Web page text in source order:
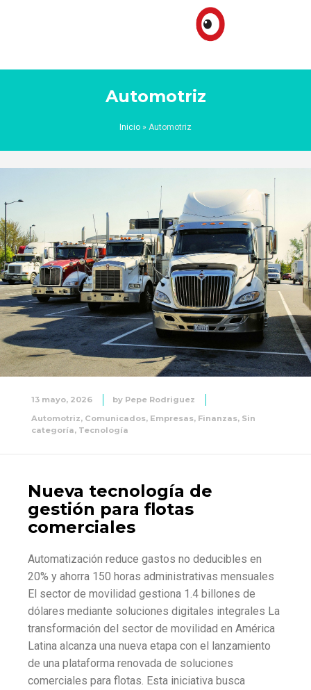
Automotriz
Inicio » Automotriz
13 mayo, 2026 by Pepe Rodriguez
Automotriz, Comunicados, Empresas, Finanzas, Sin
categoría, Tecnología
Nueva tecnología de
gestión para flotas
comerciales
Automatización reduce gastos no deducibles en
20% y ahorra 150 horas administrativas mensuales
El sector de movilidad gestiona 1.4 billones de
dólares mediante soluciones digitales integrales La
transformación del sector de movilidad en América
Latina alcanza una nueva etapa con el lanzamiento
de una plataforma renovada de soluciones
comerciales para flotas. Esta iniciativa busca